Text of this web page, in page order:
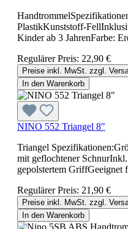
PlastikKunststoff-
Kinder ab 3 JahrenFarbe:
Regulärer Preis: 22,90 €
Preise inkl. MwSt. zzgl.
In den Warenkorb
NINO 552 Triangel 8"
Triangel
mit geflochtener
gepolstertem GriffGeeignet
Regulärer Preis: 21,90 €
Preise inkl. MwSt. zzgl.
In den Warenkorb